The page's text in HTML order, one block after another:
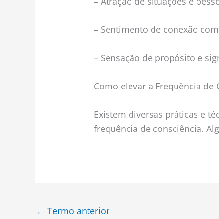
– Sentimento de conexão
– Sensação de propósito e
Como elevar a Frequência de
Existem diversas práticas e
frequência de consciência.
← Termo anterior